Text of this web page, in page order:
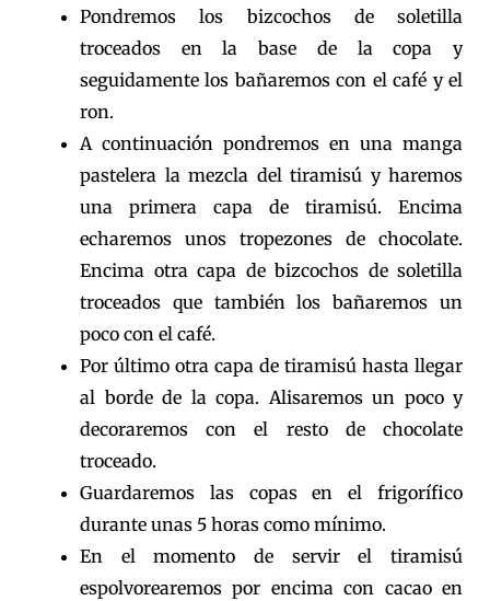
Pondremos los bizcochos de soletilla
troceados en la base de la copa y
seguidamente los bañaremos con el café y el
ron.
A continuación pondremos en una manga
pastelera la mezcla del tiramisú y haremos
una primera capa de tiramisú. Encima
echaremos unos tropezones de chocolate.
Encima otra capa de bizcochos de soletilla
troceados que también los bañaremos un
poco con el café.
Por último otra capa de tiramisú hasta llegar
al borde de la copa. Alisaremos un poco y
decoraremos con el resto de chocolate
troceado.
Guardaremos las copas en el frigorífico
durante unas 5 horas como mínimo.
En el momento de servir el tiramisú
espolvorearemos por encima con cacao en